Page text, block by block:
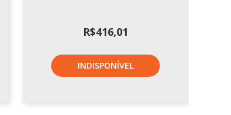
R$416,01
INDISPONÍVEL